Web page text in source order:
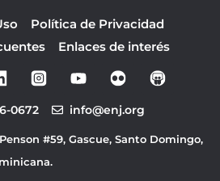
Política de Privacidad
Enlaces de interés
o
t
b
0672 info@enj.org
#59, Gascue, Santo Domingo,